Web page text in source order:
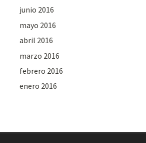
junio 2016
mayo 2016
abril 2016
marzo 2016
febrero 2016
enero 2016